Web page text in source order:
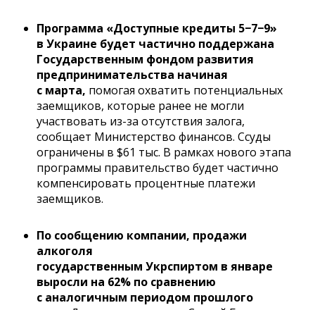
Программа «Доступные кредиты 5−7−9»
в Украине будет частично поддержана
Государственным фондом развития
предпринимательства начиная
с марта, помогая охватить потенциальных
заемщиков, которые ранее не могли
участвовать из-за отсутствия залога,
сообщает Министерство финансов. Ссуды
ограничены в $61 тыс. В рамках нового этапа
программы правительство будет частично
компенсировать процентные платежи
заемщиков.
По сообщению компании, продажи
алкоголя
государственным Укрспиртом в январе
выросли на 62% по сравнению
с аналогичным периодом прошлого